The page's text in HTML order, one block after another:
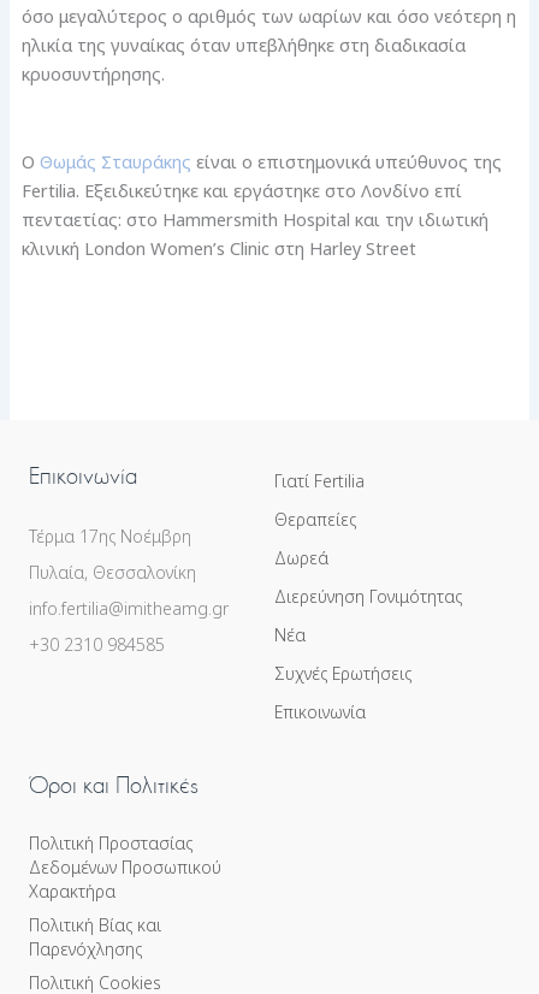
όσο μεγαλύτερος ο αριθμός των ωαρίων και όσο νεότερη η
ηλικία της γυναίκας όταν υπεβλήθηκε στη διαδικασία
κρυοσυντήρησης.
Ο Θωμάς Σταυράκης είναι ο επιστημονικά υπεύθυνος της
Fertilia. Εξειδικεύτηκε και εργάστηκε στο Λονδίνο επί
πενταετίας: στο Hammersmith Hospital και την ιδιωτική
κλινική London Women’s Clinic στη Harley Street
Επικοινωνία
Τέρμα 17ης Νοέμβρη
Πυλαία, Θεσσαλονίκη
info.fertilia@imitheamg.gr
+30 2310 984585
Γιατί Fertilia
Θεραπείες
Δωρεά
Διερεύνηση Γονιμότητας
Νέα
Συχνές Ερωτήσεις
Επικοινωνία
Όροι και Πολιτικές
Πολιτική Προστασίας
Δεδομένων Προσωπικού
Χαρακτήρα
Πολιτική Βίας και
Παρενόχλησης
Πολιτική Cookies